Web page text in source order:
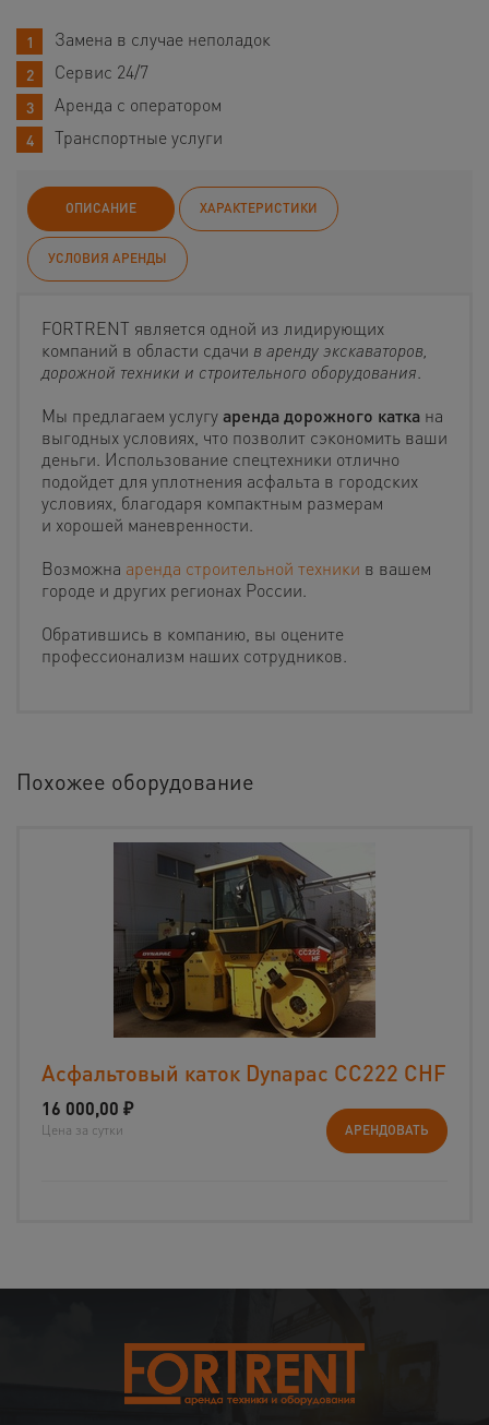
Замена в случае неполадок
Сервис 24/7
Аренда с оператором
Транспортные услуги
ОПИСАНИЕ ХАРАКТЕРИСТИКИ
УСЛОВИЯ АРЕНДЫ
FORTRENT является одной из лидирующих
компаний в области сдачи в аренду экскаваторов,
дорожной техники и строительного оборудования
Мы предлагаем услугуаренда дорожного катка на
выгодных условиях, что позволит сэкономить ваши
деньги. Использование спецтехники отлично
подойдет для уплотнения асфальта в городских
условиях, благодаря компактным размерам
и хорошей маневренности.
Возможна аренда строительной техники в вашем
городе и других регионах России.
Обратившись в компанию, вы оцените
профессионализм наших сотрудников.
Похожее оборудование
Асфальтовый каток Dynapac CС222 CHF
16 000,00 ₽
Цена за сутки АРЕНДОВАТЬ